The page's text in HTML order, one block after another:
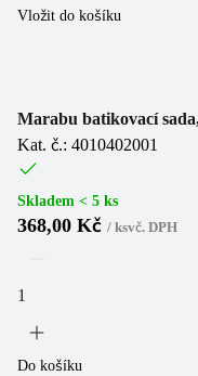
Vložit do košíku
Marabu batikovací
Kat. č.: 4010402001
Skladem < 5 ks
368,00 Kč / ksvč. DPH
Do košíku